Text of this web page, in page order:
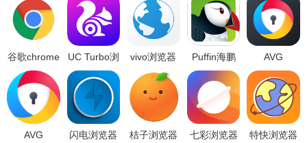
新版、破解版、中文版、专业版等等全新的内容，帮助你更好的体
验，需要的朋友们快快下载体验吧。..
谷歌chrome
浏览器下载
安装2026最
新版安卓版
v145.0.7632.109
UC Turbo浏
览器中文汉
化版国际版
v1.10.3.900
安卓版
vivo浏览器
下载安装
2026最新版
v28.6.0.1最
新安卓版
Puffin海鹏
浏览器海外
最新版
v9.7.2.51367
安卓版
AVG
Browser浏
览器汉化版
v4.0.52免费
版
AVG
闪电浏览器
桔子浏览器
七彩浏览器
特快浏览器